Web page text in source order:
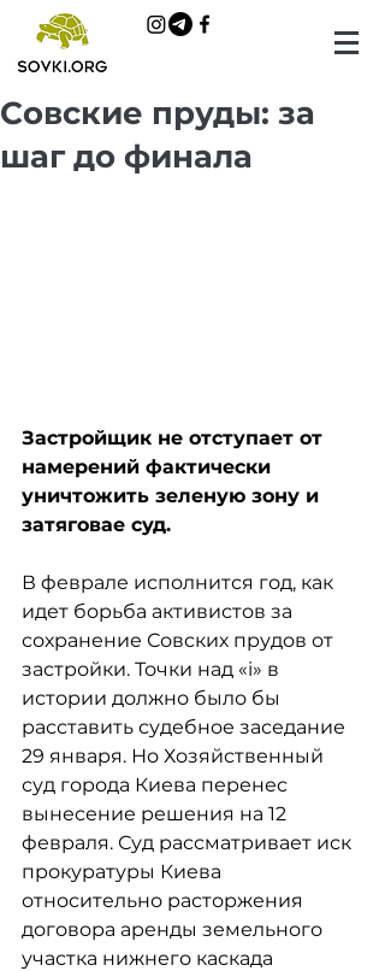
Совские пруды: за
шаг до финала
Застройщик не отступает от
намерений фактически
уничтожить зеленую зону и
затяговае суд.
В феврале исполнится год, как
идет борьба активистов за
сохранение Совских прудов от
застройки. Точки над «і» в
истории должно было бы
расставить судебное заседание
29 января. Но Хозяйственный
суд города Киева перенес
вынесение решения на 12
февраля. Суд рассматривает иск
прокуратуры Киева
относительно расторжения
договора аренды земельного
участка нижнего каскада